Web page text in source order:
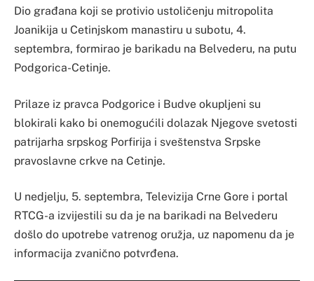
Dio građana koji se protivio ustoličenju mitropolita
Joanikija u Cetinjskom manastiru u subotu, 4.
septembra, formirao je barikadu na Belvederu, na putu
Podgorica-Cetinje.
Prilaze iz pravca Podgorice i Budve okupljeni su
blokirali kako bi onemogućili dolazak Njegove svetosti
patrijarha srpskog Porfirija i sveštenstva Srpske
pravoslavne crkve na Cetinje.
U nedjelju, 5. septembra, Televizija Crne Gore i portal
RTCG-a izvijestili su da je na barikadi na Belvederu
došlo do upotrebe vatrenog oružja, uz napomenu da je
informacija zvanično potvrđena.